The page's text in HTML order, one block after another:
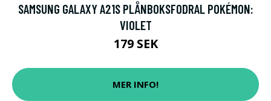
SAMSUNG GALAXY A21S PLÅNBOKSFODRAL POKÉMON:
VIOLET
179 SEK
MER INFO!